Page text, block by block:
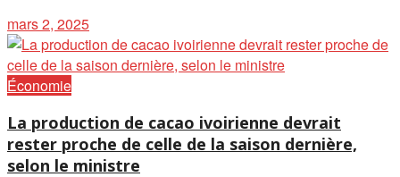
mars 2, 2025
Économie
La production de cacao ivoirienne devrait
rester proche de celle de la saison dernière,
selon le ministre